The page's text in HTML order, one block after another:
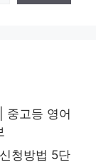
중고등 영어
청방법 5단